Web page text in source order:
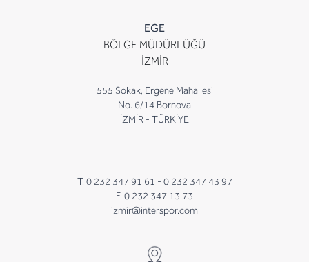
EGE
BÖLGE MÜDÜRLÜĞÜ
İZMİR
555 Sokak, Ergene Mahallesi
No. 6/14 Bornova
İZMİR - TÜRKİYE
T. 0 232 347 91 61 - 0 232 347 43 97
F. 0 232 347 13 73
izmir@interspor.com